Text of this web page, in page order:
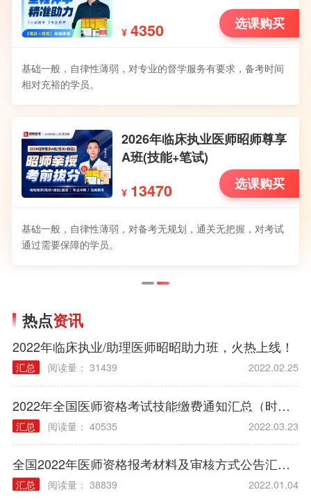
¥ 4350 选课购买
基础一般，自律性薄弱，对专业的督学服务有要求，备考时间
相对充裕的学员。
2026年临床执业医师昭师尊享
A班(技能+笔试)
¥ 13470 选课购买
基础一般，自律性薄弱，对备考无规划，通关无把握，对考试
通过需要保障的学员。
热点资讯
2022年临床执业/助理医师昭昭助力班，火热上线！
汇总 阅读量： 31439 2022.02.25
2022年全国医师资格考试技能缴费通知汇总（时间/方式/标准）
汇总 阅读量： 40535 2022.03.23
全国2022年医师资格报考材料及审核方式公告汇总（各考区）
汇总 阅读量： 38839 2022.01.04